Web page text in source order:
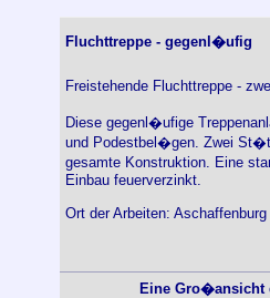
Fluchttreppe - gegenl�ufig
Freistehende Fluchttreppe -
Diese gegenl�ufige
und Podestbel�gen. Zwei
gesamte Konstruktion. Eine
Einbau feuerverzinkt.
Ort der Arbeiten:
Eine Gro�ansicht